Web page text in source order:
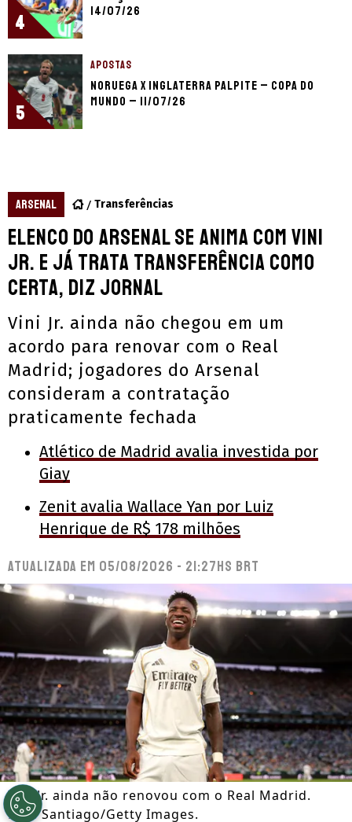
4
14/07/26
5
APOSTAS
Noruega x Inglaterra palpite – Copa do
Mundo – 11/07/26
ARSENAL Transferências
Elenco do Arsenal se anima com Vini
Jr. e já trata transferência como
certa, diz jornal
Vini Jr. ainda não chegou em um
acordo para renovar com o Real
Madrid; jogadores do Arsenal
consideram a contratação
praticamente fechada
Atlético de Madrid avalia investida por
Giay
Zenit avalia Wallace Yan por Luiz
Henrique de R$ 178 milhões
Atualizada em 05/08/2026 - 21:27hs BRT
Vini Jr. ainda não renovou com o Real Madrid.
Fran Santiago/Getty Images.